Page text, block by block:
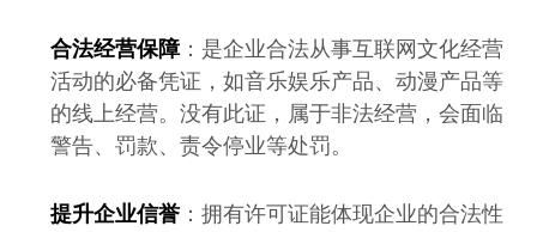
合法经营保障：是企业合法从事互联网文化经营
活动的必备凭证，如音乐娱乐产品、动漫产品等
的线上经营。没有此证，属于非法经营，会面临
警告、罚款、责令停业等处罚。
提升企业信誉 ：拥有许可证能体现企业的合法性